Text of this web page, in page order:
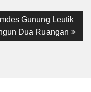
Gunung Leutik
Dua Ruangan